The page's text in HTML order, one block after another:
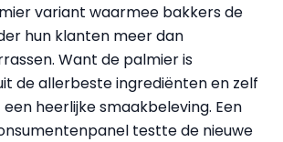
variant waarmee bakkers de
hun klanten meer dan
Want de palmier is
de allerbeste ingrediënten en zelf
heerlijke smaakbeleving. Een
testte de nieuwe